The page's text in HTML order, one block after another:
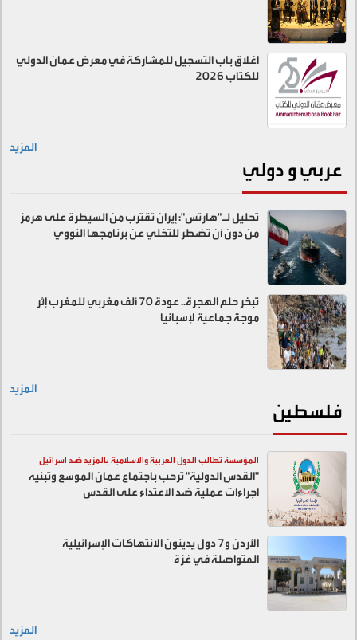
اغلاق باب التسجيل للمشاركة في معرض عمان الدولي
للكتاب 2026
المزيد
عربي و دولي
تحليل لـ"هآرتس": إيران تقترب من السيطرة على هرمز
من دون أن تضطر للتخلي عن برنامجها النووي
تبخر حلم الهجرة.. عودة 70 ألف مغربي للمغرب إثر
موجة جماعية لإسبانيا
المزيد
فلسطين
المؤسسة تطالب الدول العربية والاسلامية بالمزيد ضد اسرائيل
"القدس الدولية" ترحب باجتماع عمان الموسع وتبنيه
اجراءات عملية ضد الاعتداء على القدس
الأردن و7 دول يدينون الانتهاكات الإسرائيلية
المتواصلة في غزة
المزيد